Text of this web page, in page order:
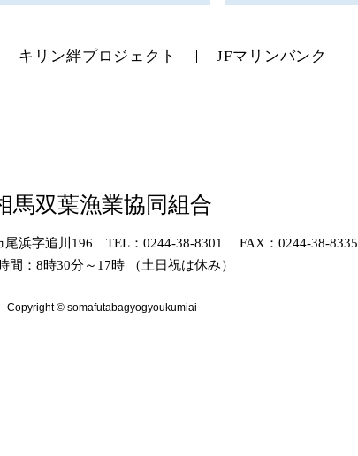
キリン絆プロジェクト JFマリンバンク
馬双葉漁業協同組合
浜字追川196 TEL：0244-38-8301 FAX：0244-38-8335
間：8時30分～17時 （土日祝は休み）
Copyright © somafutabagyogyoukumiai